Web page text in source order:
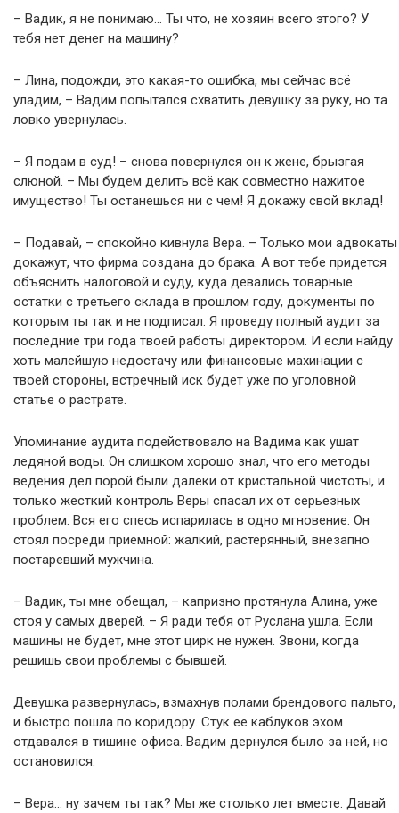
– Вадик, я не понимаю… Ты что, не хозяин всего этого? У
тебя нет денег на машину?
– Лина, подожди, это какая-то ошибка, мы сейчас всё
уладим, – Вадим попытался схватить девушку за руку, но та
ловко увернулась.
– Я подам в суд! – снова повернулся он к жене, брызгая
слюной. – Мы будем делить всё как совместно нажитое
имущество! Ты останешься ни с чем! Я докажу свой вклад!
– Подавай, – спокойно кивнула Вера. – Только мои адвокаты
докажут, что фирма создана до брака. А вот тебе придется
объяснить налоговой и суду, куда девались товарные
остатки с третьего склада в прошлом году, документы по
которым ты так и не подписал. Я проведу полный аудит за
последние три года твоей работы директором. И если найду
хоть малейшую недостачу или финансовые махинации с
твоей стороны, встречный иск будет уже по уголовной
статье о растрате.
Упоминание аудита подействовало на Вадима как ушат
ледяной воды. Он слишком хорошо знал, что его методы
ведения дел порой были далеки от кристальной чистоты, и
только жесткий контроль Веры спасал их от серьезных
проблем. Вся его спесь испарилась в одно мгновение. Он
стоял посреди приемной: жалкий, растерянный, внезапно
постаревший мужчина.
– Вадик, ты мне обещал, – капризно протянула Алина, уже
стоя у самых дверей. – Я ради тебя от Руслана ушла. Если
машины не будет, мне этот цирк не нужен. Звони, когда
решишь свои проблемы с бывшей.
Девушка развернулась, взмахнув полами брендового пальто,
и быстро пошла по коридору. Стук ее каблуков эхом
отдавался в тишине офиса. Вадим дернулся было за ней, но
остановился.
– Вера… ну зачем ты так? Мы же столько лет вместе. Давай